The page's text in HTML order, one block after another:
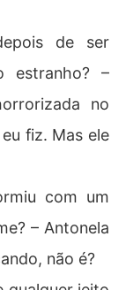
de ser
estranho? –
no
fiz. Mas ele
com um
– Antonela
não é?